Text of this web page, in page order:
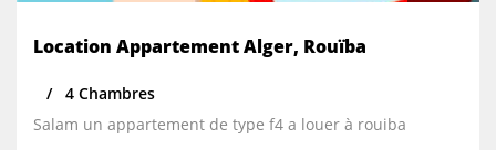
Location Appartement Alger, Rouïba
4 Chambres
Salam un appartement de type f4 a louer à rouiba